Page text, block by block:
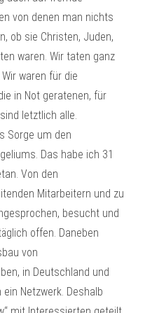
von denen man nichts
ob sie Christen, Juden,
waren. Wir taten ganz
waren für die
in Not geratenen, für
letztlich alle.
Sorge um den
Das habe ich 31
Von den
Mitarbeitern und zu
besucht und
offen. Daneben
von
in Deutschland und
Netzwerk. Deshalb